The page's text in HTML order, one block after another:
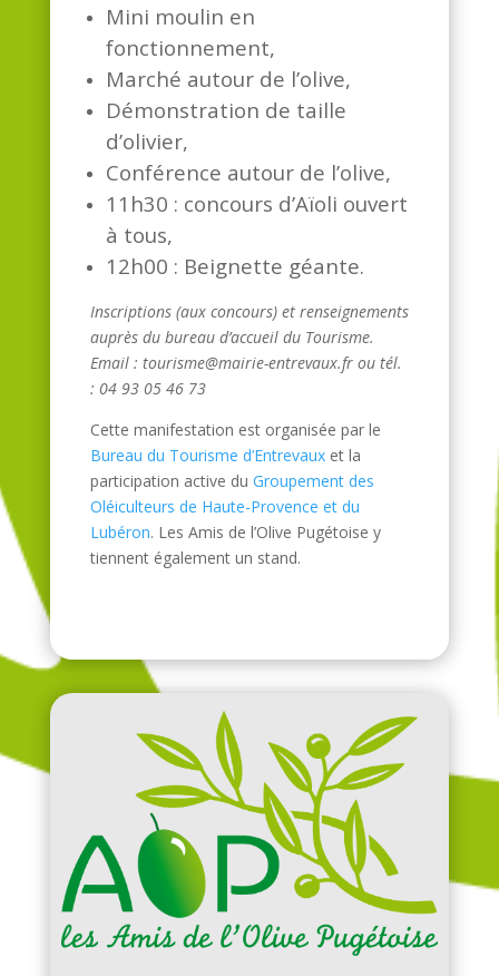
Mini moulin en
fonctionnement,
Marché autour de l’olive,
Démonstration de taille
d’olivier,
Conférence autour de l’olive,
11h30 : concours d’Aïoli ouvert
à tous,
12h00 : Beignette géante.
Inscriptions (aux concours) et renseignements
auprès du bureau d’accueil du Tourisme.
Email : tourisme@mairie-entrevaux.fr ou tél.
: 04 93 05 46 73
Cette manifestation est organisée par le
Bureau du Tourisme d’Entrevauxet la
participation active du Groupement des
Oléiculteurs de Haute-Provence et du
Lubéron. Les Amis de l’Olive Pugétoise y
tiennent également un stand.